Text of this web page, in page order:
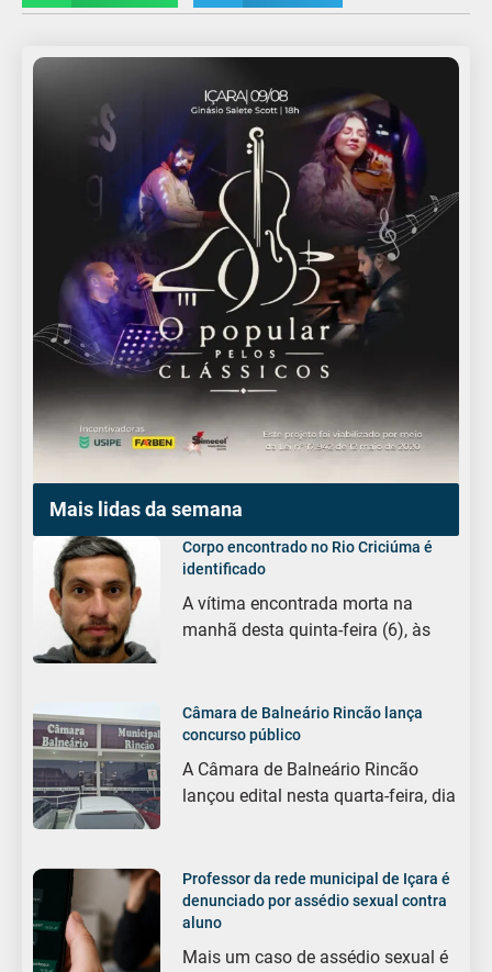
Mais lidas da semana
Corpo encontrado no Rio Criciúma é
identificado
A vítima encontrada morta na
manhã desta quinta-feira (6), às
Câmara de Balneário Rincão lança
concurso público
A Câmara de Balneário Rincão
lançou edital nesta quarta-feira, dia
Professor da rede municipal de Içara é
denunciado por assédio sexual contra
aluno
Mais um caso de assédio sexual é